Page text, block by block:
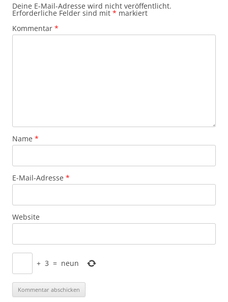
Deine E-Mail-Adresse wird nicht veröffentlicht.
Erforderliche Felder sind mit * markiert
Kommentar *
Name *
E-Mail-Adresse *
Website
+ 3 = neun